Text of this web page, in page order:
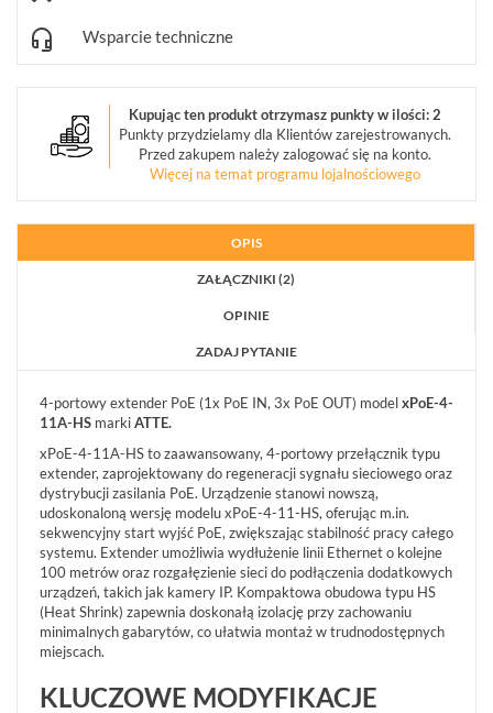
FIRMIE
AKTUALNOŚCI
MONTAŻ
CENNIKI
ZWROT
SERWIS
DANE
POLITYKA
PRYWATNOŚCI
KODY
Wsparcie techniczne
Kupując ten produkt otrzymasz punkty w ilości: 2
Punkty przydzielamy dla Klientów zarejestrowanych.
Przed zakupem należy zalogować się na konto.
Więcej na temat programu lojalnościowego
OPIS
ZAŁĄCZNIKI (2)
OPINIE
ZADAJ PYTANIE
4-portowy extender PoE (1x PoE IN, 3x PoE OUT) modelxPoE-4-
11A-HS markiATTE.
xPoE-4-11A-HS to zaawansowany, 4-portowy przełącznik typu
extender, zaprojektowany do regeneracji sygnału sieciowego oraz
dystrybucji zasilania PoE. Urządzenie stanowi nowszą,
udoskonaloną wersję modelu xPoE-4-11-HS, oferując m.in.
sekwencyjny start wyjść PoE, zwiększając stabilność pracy całego
systemu. Extender umożliwia wydłużenie linii Ethernet o kolejne
100 metrów oraz rozgałęzienie sieci do podłączenia dodatkowych
urządzeń, takich jak kamery IP. Kompaktowa obudowa typu HS
(Heat Shrink) zapewnia doskonałą izolację przy zachowaniu
minimalnych gabarytów, co ułatwia montaż w trudnodostępnych
miejscach.
KLUCZOWE MODYFIKACJE